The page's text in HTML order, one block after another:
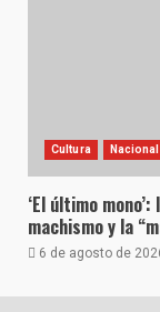
Cultura Nacional
‘El último
machismo y la
6 de agosto de